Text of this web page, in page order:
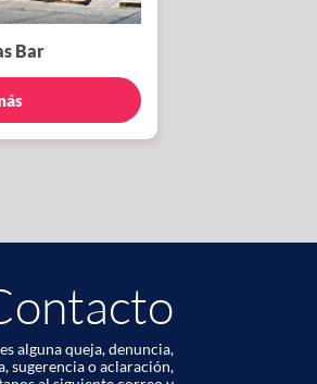
Bar
alguna queja, denuncia,
sugerencia o aclaración,